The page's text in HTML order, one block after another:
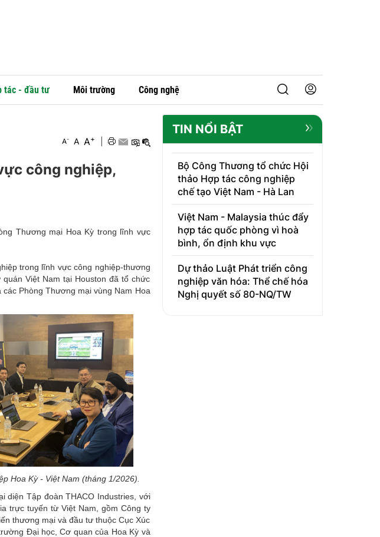
tác - đầu tư Môi trường Công nghệ
A- A A+
công nghiệp,
Thương mại Hoa Kỳ trong lĩnh vực
trong lĩnh vực công nghiệp-thương
Việt Nam tại Houston đã tổ chức
Phòng Thương mại vùng Nam Hoa
Hoa Kỳ - Việt Nam (tháng 1/2026).
diện Tập đoàn THACO Industries, với
trực tuyến từ Việt Nam, gồm Công ty
thương mại và đầu tư thuộc Cục Xúc
Đại học, Cơ quan của Hoa Kỳ và
TIN NỔI BẬT
Bộ Công Thương tổ chức Hội
thảo Hợp tác công nghiệp
chế tạo Việt Nam - Hà Lan
Việt Nam - Malaysia thúc đẩy
hợp tác quốc phòng vì hoà
bình, ổn định khu vực
Dự thảo Luật Phát triển công
nghiệp văn hóa: Thể chế hóa
Nghị quyết số 80-NQ/TW